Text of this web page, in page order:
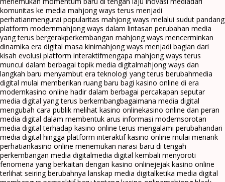
komunitas ke media mahjong ways terus menjadi
perhatianmengurai popularitas mahjong ways melalui sudut pandang
platform modernmahjong ways dalam lintasan perubahan media
yang terus bergerakperkembangan mahjong ways mencerminkan
dinamika era digital masa kinimahjong ways menjadi bagian dari
kisah evolusi platform interaktifmengapa mahjong ways terus
muncul dalam berbagai topik media digitalmahjong ways dan
langkah baru menyambut era teknologi yang terus berubahmedia
digital mulai memberikan ruang baru bagi kasino online di era
modernkasino online hadir dalam berbagai percakapan seputar
media digital yang terus berkembangbagaimana media digital
mengubah cara publik melihat kasino onlinekasino online dan peran
media digital dalam membentuk arus informasi modernsorotan
media digital terhadap kasino online terus mengalami perubahandari
media digital hingga platform interaktif kasino online mulai menarik
perhatiankasino online menemukan narasi baru di tengah
perkembangan media digitalmedia digital kembali menyoroti
fenomena yang berkaitan dengan kasino onlinejejak kasino online
terlihat seiring berubahnya lanskap media digitalketika media digital